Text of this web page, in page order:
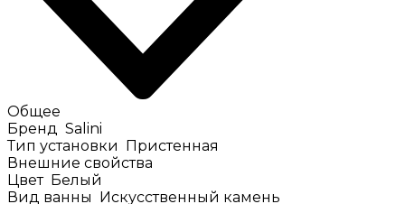
Общее
Бренд Salini
Тип установки
Пристенная
Внешние свойства
Цвет Белый
Вид ванны
Искусственный камень